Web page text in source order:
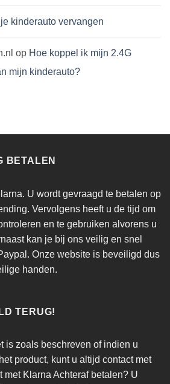
kinderauto vervangen
op Hoe koppel ik mijn 2.4G
mijn kinderauto?
BETALEN
U wordt gevraagd te betalen op
Vervolgens heeft u de tijd om
en te gebruiken alvorens u
kan je bij ons veilig en snel
Onze website is beveiligd dus
handen.
TERUG!
is zoals beschreven of indien u
product, kunt u altijd contact met
met Klarna Achteraf betalen? U